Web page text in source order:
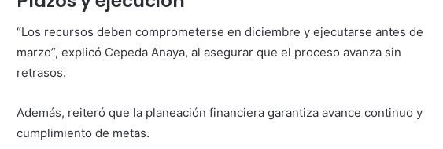
“Los recursos deben comprometerse en diciembre y ejecutarse antes de
marzo”, explicó Cepeda Anaya, al asegurar que el proceso avanza sin
retrasos.
Además, reiteró que la planeación financiera garantiza avance continuo y
cumplimiento de metas.